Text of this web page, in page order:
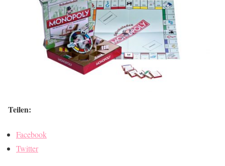
Teilen:
Facebook
Twitter